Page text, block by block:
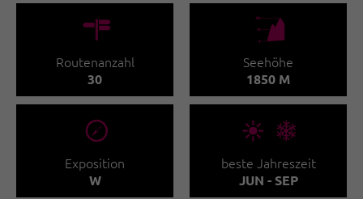
🍫
Routenanzahl
30
🞱
Seehöhe
1850 M
🞂
Exposition
W
🞀🖈
beste Jahreszeit
JUN - SEP